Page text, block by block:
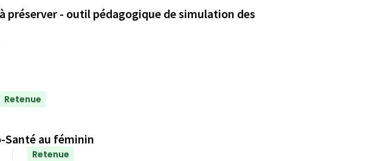
préserver - outil pédagogique de simulation des
Retenue
Santé au féminin
Retenue